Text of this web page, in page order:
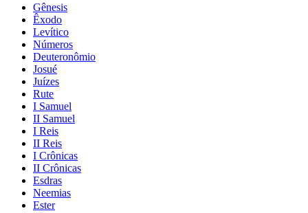
Gênesis
Êxodo
Levítico
Números
Deuteronômio
Josué
Juízes
Rute
I Samuel
II Samuel
I Reis
II Reis
I Crônicas
II Crônicas
Esdras
Neemias
Ester